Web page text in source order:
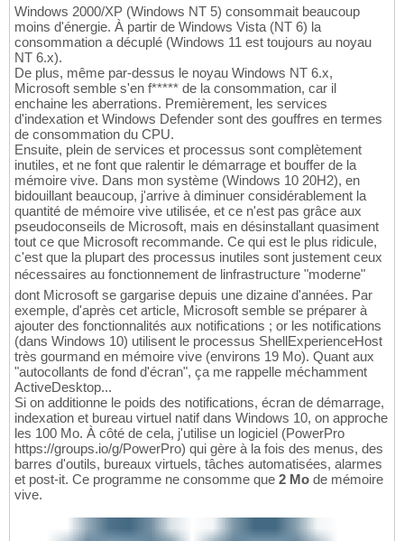
Windows 2000/XP (Windows NT 5) consommait beaucoup
moins d'énergie. À partir de Windows Vista (NT 6) la
consommation a décuplé (Windows 11 est toujours au noyau
NT 6.x).
De plus, même par-dessus le noyau Windows NT 6.x,
Microsoft semble s'en f***** de la consommation, car il
enchaine les aberrations. Premièrement, les services
d'indexation et Windows Defender sont des gouffres en termes
de consommation du CPU.
Ensuite, plein de services et processus sont complètement
inutiles, et ne font que ralentir le démarrage et bouffer de la
mémoire vive. Dans mon système (Windows 10 20H2), en
bidouillant beaucoup, j'arrive à diminuer considérablement la
quantité de mémoire vive utilisée, et ce n'est pas grâce aux
pseudoconseils de Microsoft, mais en désinstallant quasiment
tout ce que Microsoft recommande. Ce qui est le plus ridicule,
c'est que la plupart des processus inutiles sont justement ceux
nécessaires au fonctionnement de linfrastructure "moderne"
dont Microsoft se gargarise depuis une dizaine d'années. Par
exemple, d'après cet article, Microsoft semble se préparer à
ajouter des fonctionnalités aux notifications ; or les notifications
(dans Windows 10) utilisent le processus ShellExperienceHost
très gourmand en mémoire vive (environs 19 Mo). Quant aux
"autocollants de fond d'écran", ça me rappelle méchamment
ActiveDesktop...
Si on additionne le poids des notifications, écran de démarrage,
indexation et bureau virtuel natif dans Windows 10, on approche
les 100 Mo. À côté de cela, j'utilise un logiciel (PowerPro
https://groups.io/g/PowerPro) qui gère à la fois des menus, des
barres d'outils, bureaux virtuels, tâches automatisées, alarmes
et post-it. Ce programme ne consomme que 2 Mo de mémoire
vive.